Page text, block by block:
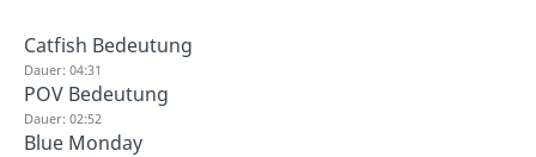
Catfish Bedeutung
Dauer: 04:31
POV Bedeutung
Dauer: 02:52
Blue Monday